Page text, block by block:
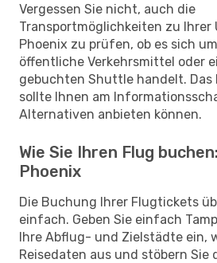
Vergessen Sie nicht, auch die
Transportmöglichkeiten zu
Phoenix zu prüfen, ob es sich
öffentliche Verkehrsmittel oder
gebuchten Shuttle handelt. Das
sollte Ihnen am
Alternativen anbieten können.
Wie Sie Ihren Flug
Phoenix
Die Buchung Ihrer Flugtickets
einfach. Geben Sie einfach
Ihre Abflug- und Zielstädte ein,
Reisedaten aus und stöbern Sie